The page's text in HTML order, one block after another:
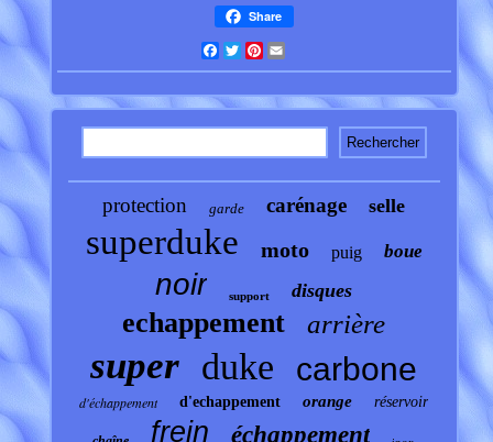
Share
Facebook
TwitterPinterest
protection garde carénage selle
superduke moto puig boue
noir support disques
echappement arrière
super duke carbone
d'échappement d'echappement orange réservoir
frein échappement